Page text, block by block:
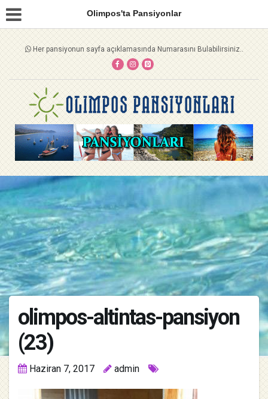
Olimpos'ta Pansiyonlar
Her pansiyonun sayfa açıklamasında Numarasını Bulabilirsiniz..
olimpos-altintas-pansiyon
(23)
Haziran 7, 2017 admin